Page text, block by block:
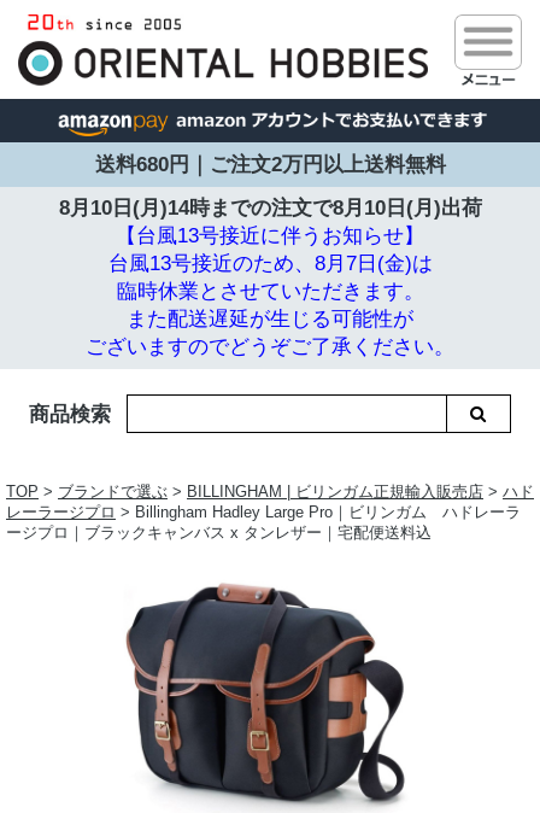
送料680円｜ご注文2万円以上送料無料
8月10日(月)14時までの注文で8月10日(月)出荷
【台風13号接近に伴うお知らせ】
台風13号接近のため、8月7日(金)は
臨時休業とさせていただきます。
また配送遅延が生じる可能性が
ございますのでどうぞご了承ください。
商品検索
TOP > ブランドで選ぶ > BILLINGHAM | ビリンガム正規輸入販売店 > ハド
レーラージプロ > Billingham Hadley Large Pro｜ビリンガム ハドレーラ
ージプロ｜ブラックキャンバス x タンレザー｜宅配便送料込